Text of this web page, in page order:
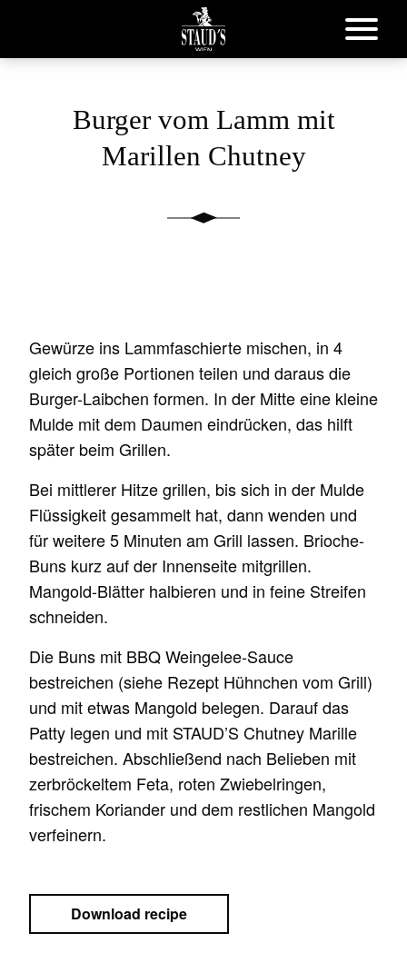
Burger vom Lamm mit
Marillen Chutney
Gewürze ins Lammfaschierte mischen, in 4
gleich große Portionen teilen und daraus die
Burger-Laibchen formen. In der Mitte eine kleine
Mulde mit dem Daumen eindrücken, das hilft
später beim Grillen.
Bei mittlerer Hitze grillen, bis sich in der Mulde
Flüssigkeit gesammelt hat, dann wenden und
für weitere 5 Minuten am Grill lassen. Brioche-
Buns kurz auf der Innenseite mitgrillen.
Mangold-Blätter halbieren und in feine Streifen
schneiden.
Die Buns mit BBQ Weingelee-Sauce
bestreichen (siehe Rezept Hühnchen vom Grill)
und mit etwas Mangold belegen. Darauf das
Patty legen und mit STAUD’S Chutney Marille
bestreichen. Abschließend nach Belieben mit
zerbröckeltem Feta, roten Zwiebelringen,
frischem Koriander und dem restlichen Mangold
verfeinern.
Download recipe